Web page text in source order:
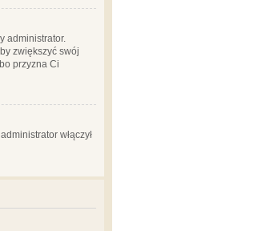
administrator.
zwiększyć swój
przyzna Ci
włączył